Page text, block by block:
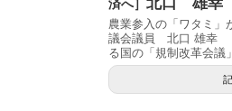
済へ］
農業参入の「ワタミ」
議会議員 北口 雄幸
る国の「規制改革会議